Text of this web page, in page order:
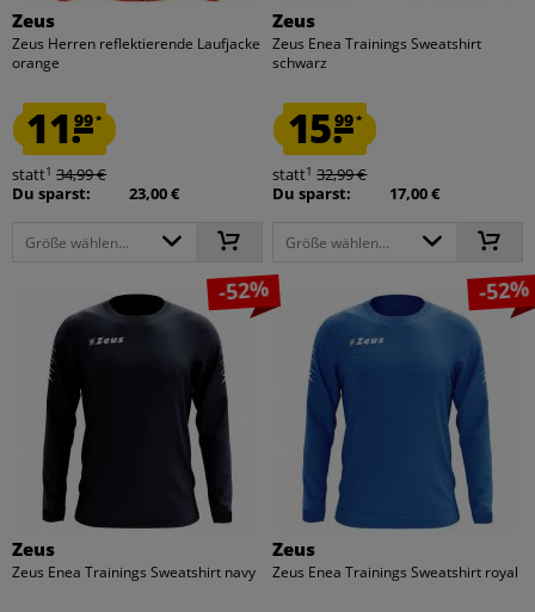
Zeus
Zeus Herren reflektierende Laufjacke
orange
11.99*
statt1 34,99 €
Du sparst:
23,00 €
Größe wählen...
Zeus
Zeus Enea Trainings Sweatshirt
schwarz
15.99*
statt1 32,99 €
Du sparst:
17,00 €
Größe wählen...
-52%
Zeus
Zeus Enea Trainings Sweatshirt navy
-52%
Zeus
Zeus Enea Trainings Sweatshirt royal